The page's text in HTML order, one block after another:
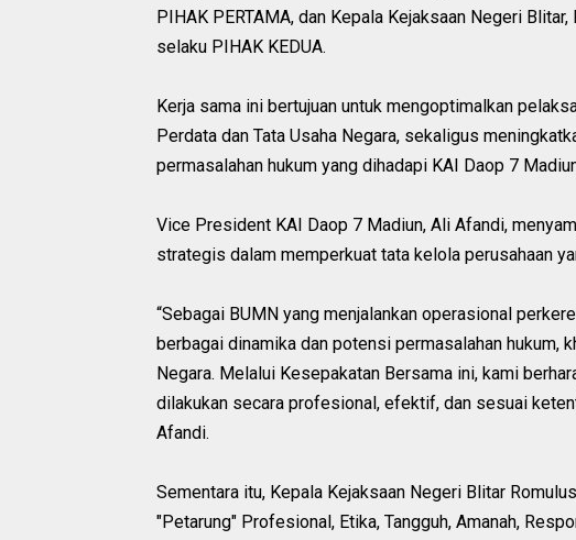
PIHAK PERTAMA, dan Kepala Kejaksaan Negeri
selaku PIHAK KEDUA.
Kerja sama ini bertujuan untuk mengoptimalkan
Perdata dan Tata Usaha Negara, sekaligus
permasalahan hukum yang dihadapi KAI Daop 7
Vice President KAI Daop 7 Madiun, Ali Afandi,
strategis dalam memperkuat tata kelola perusahaan
“Sebagai BUMN yang menjalankan operasional
berbagai dinamika dan potensi permasalahan hukum,
Negara. Melalui Kesepakatan Bersama ini, kami
dilakukan secara profesional, efektif, dan sesuai
Afandi.
Sementara itu, Kepala Kejaksaan Negeri Blitar
"Petarung" Profesional, Etika, Tangguh, Amanah,